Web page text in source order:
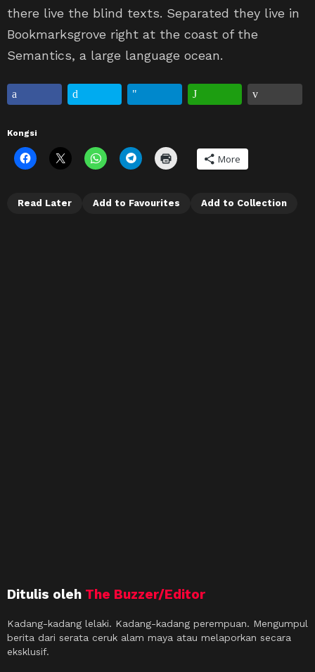
there live the blind texts. Separated they live in
Bookmarksgrove right at the coast of the
Semantics, a large language ocean.
Kongsi
More
Read Later Add to Favourites Add to Collection
Ditulis oleh The Buzzer/Editor
Kadang-kadang lelaki. Kadang-kadang perempuan. Mengumpul
berita dari serata ceruk alam maya atau melaporkan secara
eksklusif.